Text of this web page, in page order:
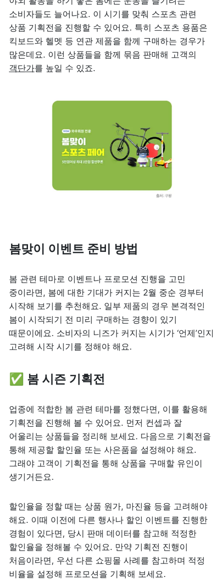
소비자들도 늘어나요. 이 시기를 맞춰 스포츠 관련
상품 기획전을 진행할 수 있어요. 특히 스포츠 용품은
킥보드와 헬멧 등 연관 제품을 함께 구매하는 경우가
객단가를 높일 수 있죠.
봄맞이 이벤트 준비 방법
봄 관련 테마로 이벤트나 프로모션 진행을 고민
중이라면, 봄에 대한 기대가 커지는 2월 중순 경부터
시작해 보기를 추천해요. 일부 제품의 경우 본격적인
봄이 시작되기 전 미리 구매하는 경향이 있기
때문이에요. 소비자의 니즈가 커지는 시기가 ‘언제’인지
고려해 시작 시기를 정해야 해요.
✅ 봄 시즌 기획전
업종에 적합한 봄 관련 테마를 정했다면, 이를 활용해
기획전을 진행해 볼 수 있어요. 먼저 컨셉과 잘
어울리는 상품들을 정리해 보세요. 다음으로 기획전을
통해 제공할 할인율 또는 사은품을 설정해야 해요.
그래야 고객이 기획전을 통해 상품을 구매할 유인이
생기거든요.
할인율을 정할 때는 상품 원가, 마진율 등을 고려해야
해요. 이때 이전에 다른 행사나 할인 이벤트를 진행한
경험이 있다면, 당시 판매 데이터를 참고해 적정한
할인율을 정해볼 수 있어요. 만약 기획전 진행이
처음이라면, 우선 다른 쇼핑몰 사례를 참고하며 적정
비율을 설정해 프로모션을 기획해 보세요.